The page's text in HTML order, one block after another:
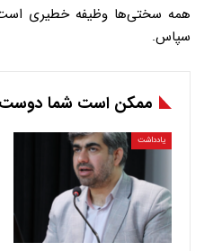
همه سختی‌ها وظیفه خطیری است
سپاس.
ممکن است شما دوست
یادداشت